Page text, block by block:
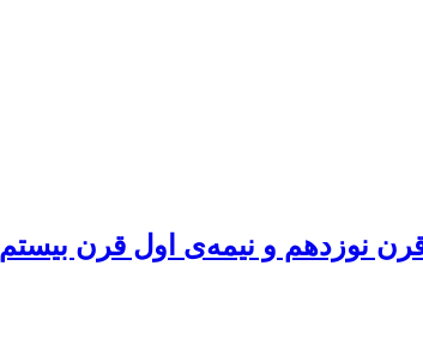
نوزدهم و نیمه‌ی اول قرن بیستم